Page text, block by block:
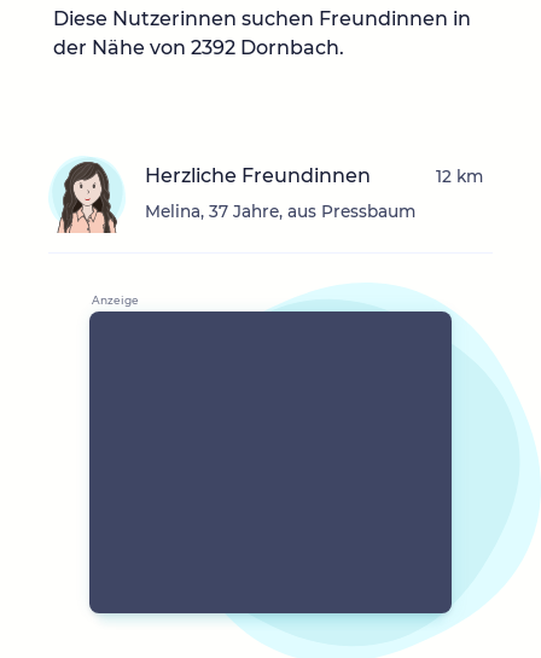
Diese Nutzerinnen suchen Freundinnen in
der Nähe von 2392 Dornbach.
Herzliche Freundinnen
Melina, 37 Jahre, aus Pressbaum
12 km